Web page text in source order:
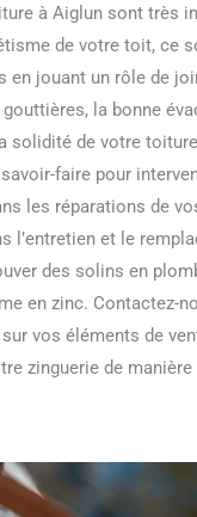
à Aiglun sont très
de votre toit, ce
en jouant un rôle de
la bonne
solidité de votre
faire pour
les réparations de
l’entretien et le
des solins en
en zinc. Contactez-
vos éléments de
zinguerie de manière